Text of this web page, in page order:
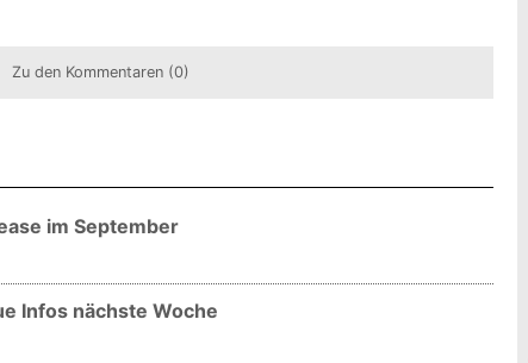
Zu den Kommentaren (0)
im September
Infos nächste Woche